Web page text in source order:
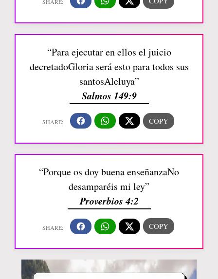
“Para ejecutar en ellos el juicio
decretadoGloria será esto para todos sus
santosAleluya”
Salmos 149:9
“Porque os doy buena enseñanzaNo
desamparéis mi ley”
Proverbios 4:2